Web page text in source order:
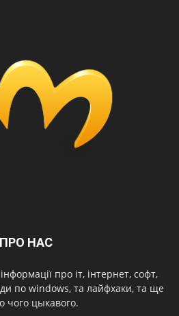
ПРО НАС
про іт, інтернет, софт,
по windows, та лайфхаки, та ще
чого цыкавого.